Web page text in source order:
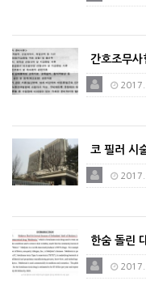
간호조무사
코 필러 시
한숨 돌린